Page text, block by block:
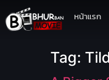
หน้าแรก
Tag: